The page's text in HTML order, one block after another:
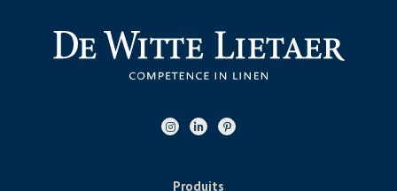
Produits